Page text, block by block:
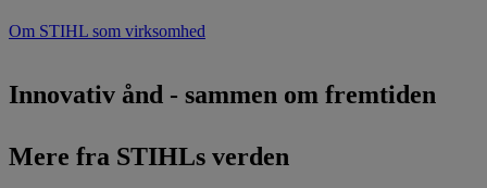
Om STIHL som virksomhed
Innovativ ånd - sammen om fremtiden
Mere fra STIHLs verden